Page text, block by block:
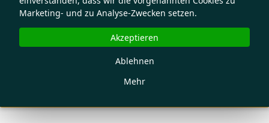
Marketing- und zu Analyse-Zwecken setzen.
Mehr
Ablehnen
Akzeptieren